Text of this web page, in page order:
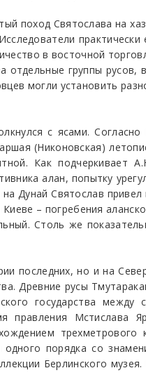
поход Святослава на
в восточной
группы русов,
могли установить
с ясами.
(Никоновская)
Как подчеркивает
алан, попытку
Дунай Святослав привел
– погребения
Столь же
последних, но и на
Древние русы
государства между
Мстислава
трехметрового
порядка со
Берлинского